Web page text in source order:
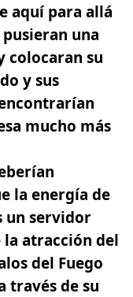
aquí para allá
una
colocaran su
y sus
mucho más
la energía de
un servidor
atracción del
del Fuego
través de su